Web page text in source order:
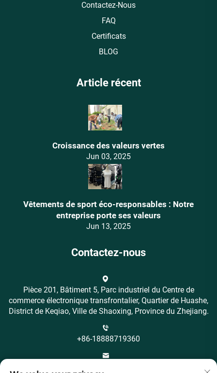
Contactez-Nous
FAQ
Certificats
BLOG
Article récent
Croissance des valeurs vertes
Jun 03, 2025
Vêtements de sport éco-responsables : Notre
entreprise porte ses valeurs
Jun 13, 2025
Contactez-nous
Pièce 201, Bâtiment 5, Parc industriel du Centre de
commerce électronique transfrontalier, Quartier de Huashe,
District de Keqiao, Ville de Shaoxing, Province du Zhejiang.
+86-18888719360